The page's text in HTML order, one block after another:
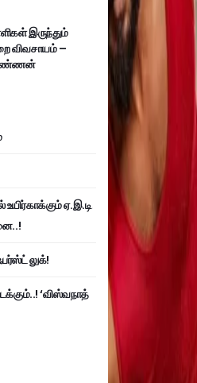
இருந்தும்
விவசாயம் –
ஏ.இ.டி
லுக்!
‘விஸ்வநாத்